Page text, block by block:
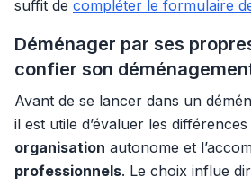
suffit de compléter le formulaire
Déménager par ses
confier son
Avant de se lancer dans un
il est utile d’évaluer les
organisation autonome et
professionnels. Le choix influe